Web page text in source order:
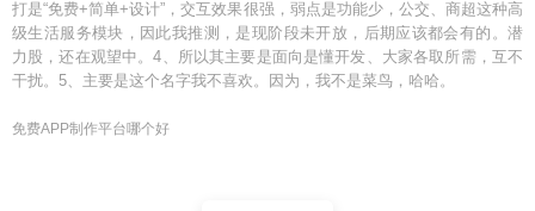
打是“免费+简单+设计”，交互效果很强，弱点是功能少，公交、商超这种高
级生活服务模块，因此我推测，是现阶段未开放，后期应该都会有的。潜
力股，还在观望中。4、所以其主要是面向是懂开发、大家各取所需，互不
干扰。5、主要是这个名字我不喜欢。因为，我不是菜鸟，哈哈。
免费APP制作平台哪个好